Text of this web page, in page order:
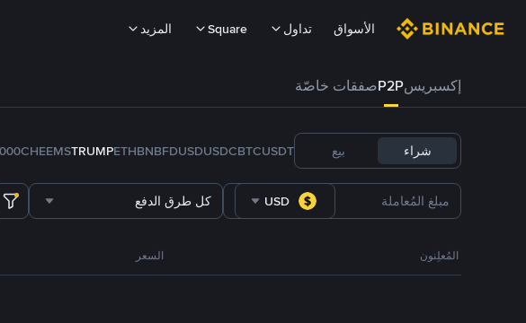
الأسواق تداول Square المزيد
إكسبريسP2Pصفقات خاصّة
شراء بيع USDT
BTC
USDC
FDUSD
BNB
ETH
TRUMP
1000CHEEMS
USD كل طرق الدفع
المُعلِنون السعر